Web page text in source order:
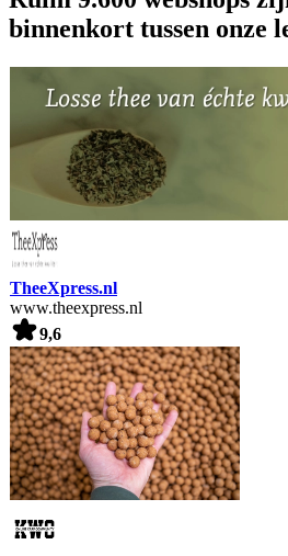
binnenkort tussen onze
TheeXpress.nl
www.theexpress.nl
9,6